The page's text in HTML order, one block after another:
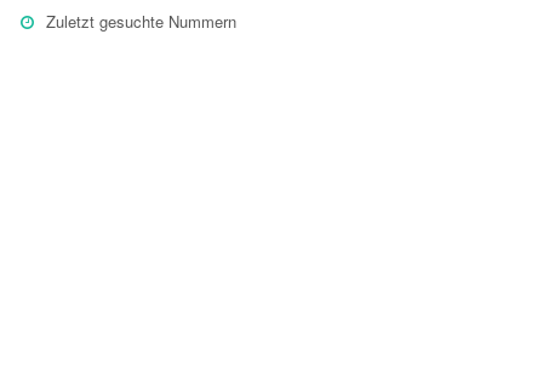
Zuletzt gesuchte Nummern